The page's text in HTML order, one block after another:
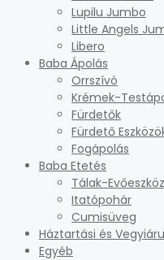
Lupilu Jumbo
Little Angels
Libero
Baba Ápolás
Orrszívó
Krémek-
Fürdetők
Fürdető
Fogápolás
Baba Etetés
Tálak-
Itatópohár
Cumisüveg
Háztartási és Vegyiáru
Egyéb